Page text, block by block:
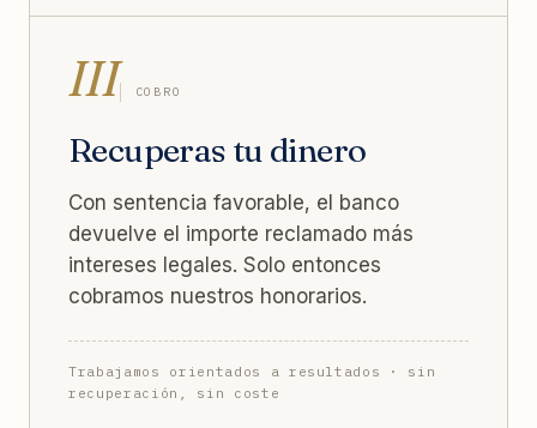
III COBRO
Recuperas tu dinero
Con sentencia favorable, el banco
devuelve el importe reclamado más
intereses legales. Solo entonces
cobramos nuestros honorarios.
Trabajamos orientados a resultados · sin
recuperación, sin coste